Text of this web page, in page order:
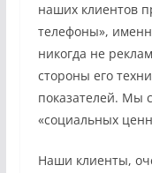
наших клиентов
телефоны»,
никогда не
стороны его
показателей. Мы
«социальных
Наши клиенты,